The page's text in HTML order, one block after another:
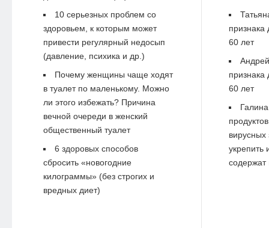
10 серьезных проблем со
здоровьем, к которым может
привести регулярный недосып
(давление, психика и др.)
Почему женщины чаще ходят
в туалет по маленькому. Можно
ли этого избежать? Причина
вечной очереди в женский
общественный туалет
6 здоровых способов
сбросить «новогодние
килограммы» (без строгих и
вредных диет)
60 лет
Андрей
60 лет
Галина
вирусных
укрепить
содержат